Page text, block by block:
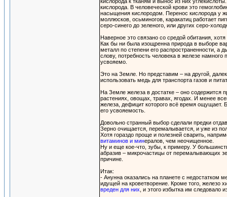
кислорода. В человеческой крови это
насыщения кислородом. Перенос кислорода у
моллюсков, осьминогов, каракатиц работает
серо-синего до зеленого, или других серо-
Наверное это связано со средой обитания,
Как бы ни была изощренна природа в выборе
металл по степени его распространенности,
слову, потребность человека в железе
усвояемо.
Это на Земле. Но представим – на другой,
использовать медь для транспорта газов и
На Земле железа в достатке – оно содержится
растениях, овощах, травах, ягодах. И менее
железа, дефицит которого всё время ощущает.
его усвояемость.
Довольно странный выбор сделали предки
Зерно очищается, перемалывается, и уже из
Хотя гораздо проще и полезней сварить,
витаминов и минералов, чем неочищенное.
Ну и еще кое-что, зубы, к примеру. У
абразив – микрочастицы от перемалывающих
причине.
Итак:
- Анунна оказались на планете с недостатком
идущей на кроветворение. Кроме того, железо
вреден для них , и этого избытка им следовало